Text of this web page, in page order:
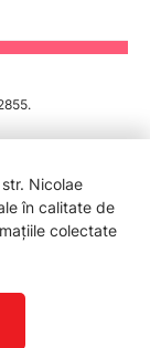
str. Nicolae
în calitate de
colectate